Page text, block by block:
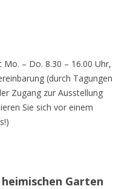
Mo. – Do. 8.30 – 16.00 Uhr,
(durch Tagungen
Zugang zur Ausstellung
Sie sich vor einem
Garten